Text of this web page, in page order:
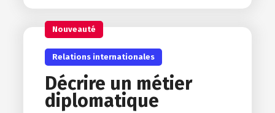
Nouveauté
Relations internationales
Décrire un métier
diplomatique